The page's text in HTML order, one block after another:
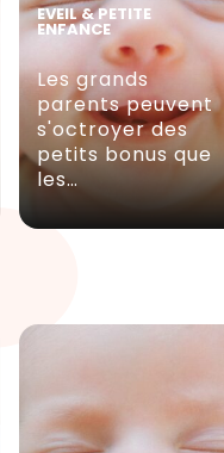
EVEIL & PETITE
ENFANCE
Les grands
parents peuvent
s'octroyer des
petits bonus que
les…